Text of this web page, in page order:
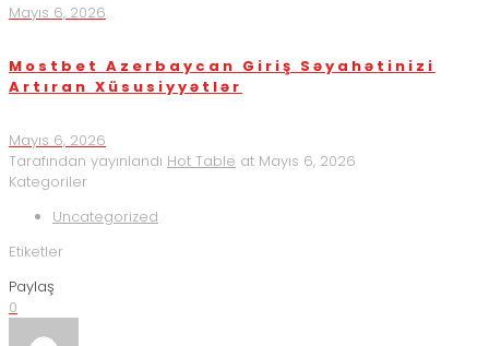
Mayıs 6, 2026
Mostbet Azerbaycan Giriş Səyahətinizi
Artıran Xüsusiyyətlər
Mayıs 6, 2026
Tarafından yayınlandı Hot Table at Mayıs 6, 2026
Kategoriler
Uncategorized
Etiketler
Paylaş
0